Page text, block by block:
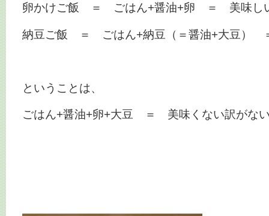
卵かけご飯 ＝ ごはん+醤油+卵 ＝ 美味し
納豆ご飯 ＝ ごはん+納豆（＝醤油+大豆）
ということは、
ごはん+醤油+卵+大豆 ＝ 美味くない訳がな